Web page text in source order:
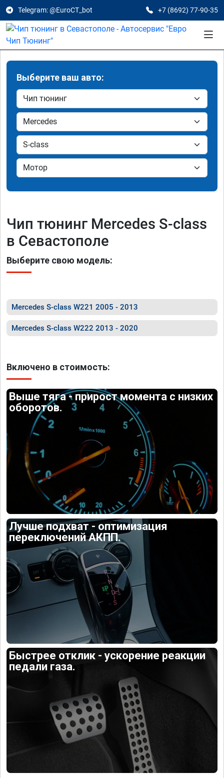
Telegram: @EuroCT_bot +7 (8692) 77-90-35
Выберите ваш авто:
Чип тюнинг Mercedes S-class
в Севастополе
Выберите свою модель:
Mercedes S-class W221 2005 - 2013
Mercedes S-class W222 2013 - 2020
Включено в стоимость:
Выше тяга - прирост момента с низких
оборотов.
Лучше подхват - оптимизация
переключений АКПП.
Быстрее отклик - ускорение реакции
педали газа.